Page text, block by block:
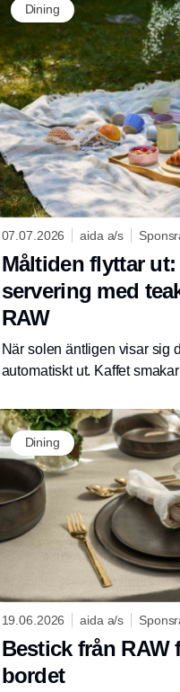
Dining
07.07.2026 aida a/s
Måltiden flyttar ut:
servering med
RAW
När solen äntligen visar sig
automatiskt ut. Kaffet
bar himmel. Med den
RAW är det enkelt att ta med
dryck ut.
Dining
19.06.2026 aida a/s
Bestick från RAW
bordet